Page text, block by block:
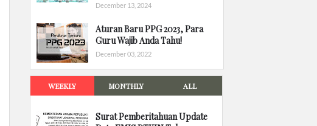
December 13, 2024
Aturan Baru PPG 2023, Para
Guru Wajib Anda Tahu!
December 03, 2022
WEEKLY MONTHLY ALL
Surat Pemberitahuan Update